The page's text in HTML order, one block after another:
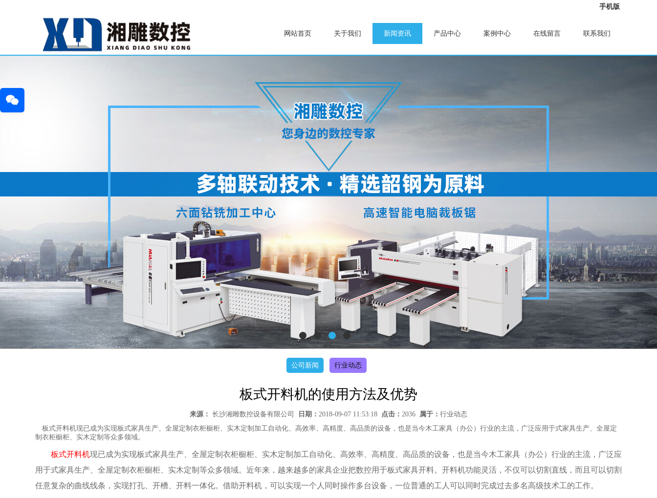
手机版
网站首页 关于我们 新闻资讯 产品中心 案例中心 在线留言 联系我们
公司新闻 行业动态
板式开料机的使用方法及优势
来源： 长沙湘雕数控设备有限公司 日期： 2018-09-07 11:53:18 点击： 2036 属于： 行业动态
板式开料机现已成为实现板式家具生产、全屋定制衣柜橱柜、实木定制加工自动化、高效率、高精度、高品质的设备，也是当今木工家具（办公）行业的主流，广泛应用于式家具生产、全屋定
制衣柜橱柜、实木定制等众多领域。
板式开料机现已成为实现板式家具生产、全屋定制衣柜橱柜、实木定制加工自动化、高效率、高精度、高品质的设备，也是当今木工家具（办公）行业的主流，广泛应
用于式家具生产、全屋定制衣柜橱柜、实木定制等众多领域。近年来，越来越多的家具企业把数控用于板式家具开料。开料机功能灵活，不仅可以切割直线，而且可以切割
任意复杂的曲线线条，实现打孔、开槽、开料一体化。借助开料机，可以实现一个人同时操作多台设备，一位普通的工人可以同时完成过去多名高级技术工的工作。